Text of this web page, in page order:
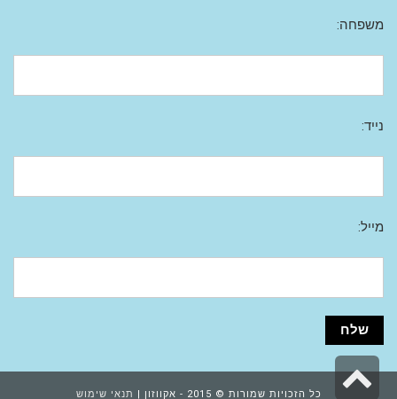
משפחה:
נייד:
מייל:
כל הזכויות שמורות © 2015 - אקווזון | תנאי שימוש
גלילה